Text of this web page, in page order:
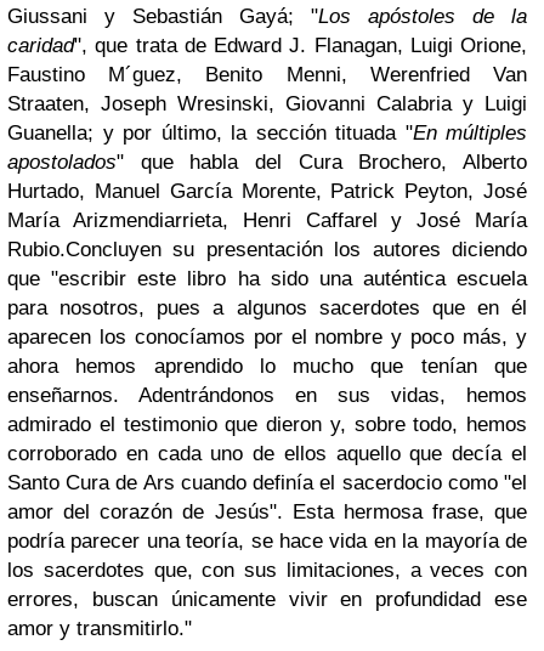
Giussani y Sebastián Gayá; "Los apóstoles de la
caridad", que trata de Edward J. Flanagan, Luigi Orione,
Faustino M´guez, Benito Menni, Werenfried Van
Straaten, Joseph Wresinski, Giovanni Calabria y Luigi
Guanella; y por último, la sección tituada "En múltiples
apostolados" que habla del Cura Brochero, Alberto
Hurtado, Manuel García Morente, Patrick Peyton, José
María Arizmendiarrieta, Henri Caffarel y José María
Rubio.Concluyen su presentación los autores diciendo
que "escribir este libro ha sido una auténtica escuela
para nosotros, pues a algunos sacerdotes que en él
aparecen los conocíamos por el nombre y poco más, y
ahora hemos aprendido lo mucho que tenían que
enseñarnos. Adentrándonos en sus vidas, hemos
admirado el testimonio que dieron y, sobre todo, hemos
corroborado en cada uno de ellos aquello que decía el
Santo Cura de Ars cuando definía el sacerdocio como "el
amor del corazón de Jesús". Esta hermosa frase, que
podría parecer una teoría, se hace vida en la mayoría de
los sacerdotes que, con sus limitaciones, a veces con
errores, buscan únicamente vivir en profundidad ese
amor y transmitirlo."